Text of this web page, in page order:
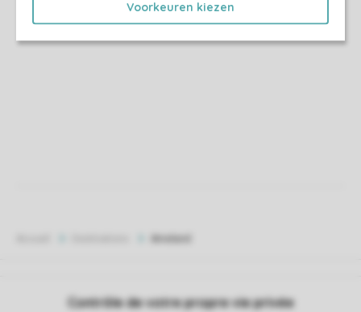
Voorkeuren kiezen
Contrôle de votre propre vie privée